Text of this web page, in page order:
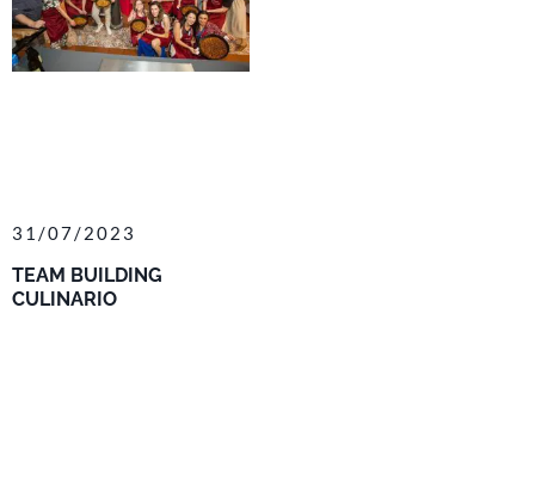
TEAM BUILDING
CULINARIO
31/07/2023